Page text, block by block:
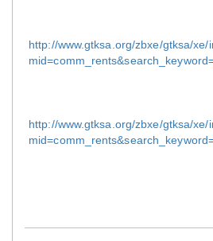
http://www.gtksa.org/zbxe/gtksa/xe/
http://www.gtksa.org/zbxe/gtksa/xe/